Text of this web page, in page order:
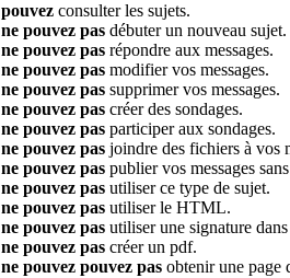
pouvez consulter les sujets.
ne pouvez pas débuter un nouveau sujet.
ne pouvez pas répondre aux messages.
ne pouvez pas modifier vos messages.
ne pouvez pas supprimer vos messages.
ne pouvez pas créer des sondages.
ne pouvez pas participer aux sondages.
ne pouvez pas joindre des fichiers à vos
ne pouvez pas publier vos messages
ne pouvez pas utiliser ce type de sujet.
ne pouvez pas utiliser le HTML.
ne pouvez pas utiliser une signature
ne pouvez pas créer un pdf.
ne pouvez pouvez pas obtenir une page